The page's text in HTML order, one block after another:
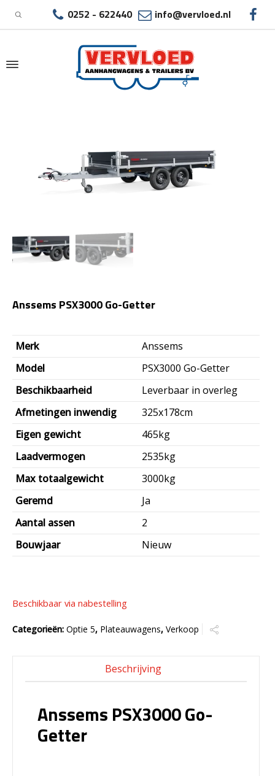
0252 - 622440 info@vervloed.nl
Anssems PSX3000 Go-Getter
Oorspronkelijke
prijs
was:
Huidige
prijs
is:
Merk
Anssems
Model
PSX3000 Go-Getter
Beschikbaarheid
Leverbaar in overleg
Afmetingen inwendig
325x178cm
Eigen gewicht
465kg
Laadvermogen
2535kg
Max totaalgewicht
3000kg
Geremd
Ja
Aantal assen
2
Bouwjaar
Nieuw
Beschikbaar via nabestelling
Categorieën: Optie 5, Plateauwagens, Verkoop
Beschrijving
Anssems PSX3000 Go-
Getter